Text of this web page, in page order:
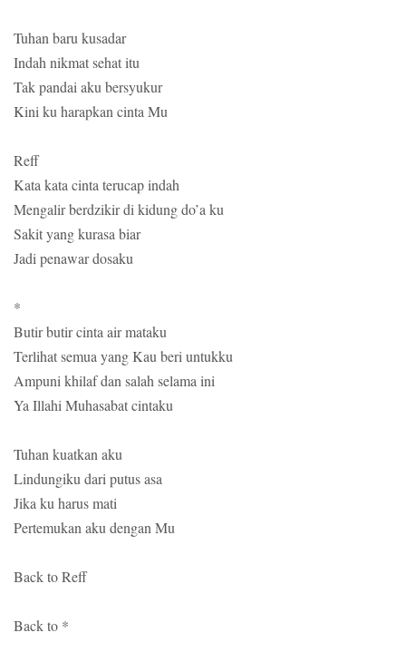
Tuhan baru kusadar
Indah nikmat sehat itu
Tak pandai aku bersyukur
Kini ku harapkan cinta Mu
Reff
Kata kata cinta terucap indah
Mengalir berdzikir di kidung do’a ku
Sakit yang kurasa biar
Jadi penawar dosaku
*
Butir butir cinta air mataku
Terlihat semua yang Kau beri untukku
Ampuni khilaf dan salah selama ini
Ya Illahi Muhasabat cintaku
Tuhan kuatkan aku
Lindungiku dari putus asa
Jika ku harus mati
Pertemukan aku dengan Mu
Back to Reff
Back to *